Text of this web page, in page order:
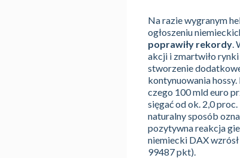
Na razie wygranym
ogłoszeniu
poprawiły rekordy.
akcji i zmartwiło
stworzenie
kontynuowania
czego 100 mld euro
sięgać od ok. 2,0
naturalny sposób
pozytywna reakcja
niemiecki DAX
99487 pkt).